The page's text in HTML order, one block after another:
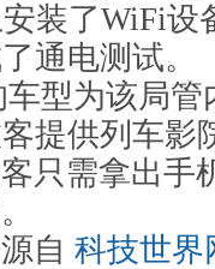
装了WiFi设
通电测试。
型为该局
提供列车影
只需拿出手
自 科技世界